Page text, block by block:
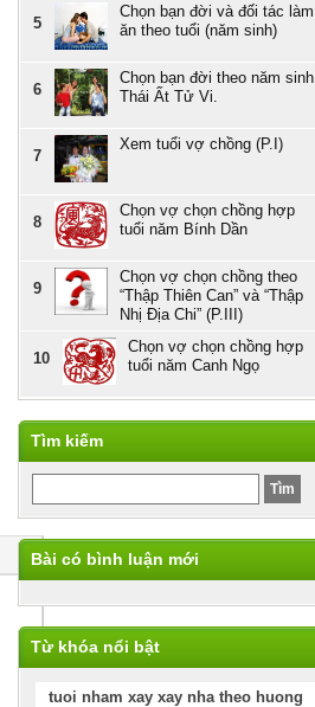
5
Chọn bạn đời và đối tác làm
ăn theo tuổi (năm sinh)
6
Chọn bạn đời theo năm sinh
Thái Ất Tử Vi.
7
Xem tuổi vợ chồng (P.I)
8
Chọn vợ chọn chồng hợp
tuổi năm Bính Dần
9
Chọn vợ chọn chồng theo
“Thập Thiên Can” và “Thập
Nhị Địa Chi” (P.III)
10
Chọn vợ chọn chồng hợp
tuổi năm Canh Ngọ
Tìm kiếm
Bài có bình luận mới
Từ khóa nổi bật
tuoi nham xay xay nha theo huong